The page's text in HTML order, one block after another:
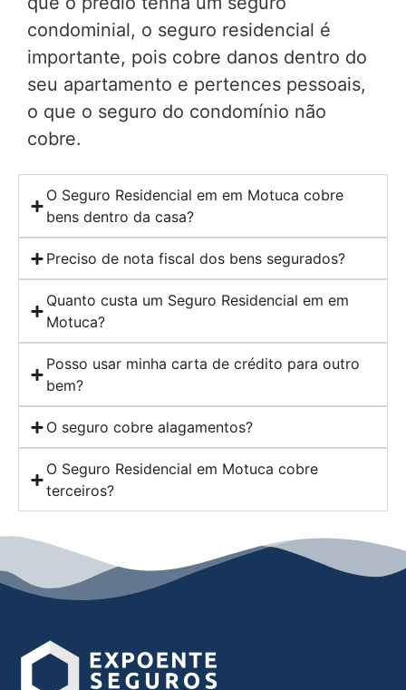
condominial, o seguro residencial é
importante, pois cobre danos dentro do
seu apartamento e pertences pessoais,
o que o seguro do condomínio não
cobre.
O Seguro Residencial em em Motuca cobre
bens dentro da casa?
Preciso de nota fiscal dos bens segurados?
Quanto custa um Seguro Residencial em em
Motuca?
Posso usar minha carta de crédito para outro
bem?
O seguro cobre alagamentos?
O Seguro Residencial em Motuca cobre
terceiros?